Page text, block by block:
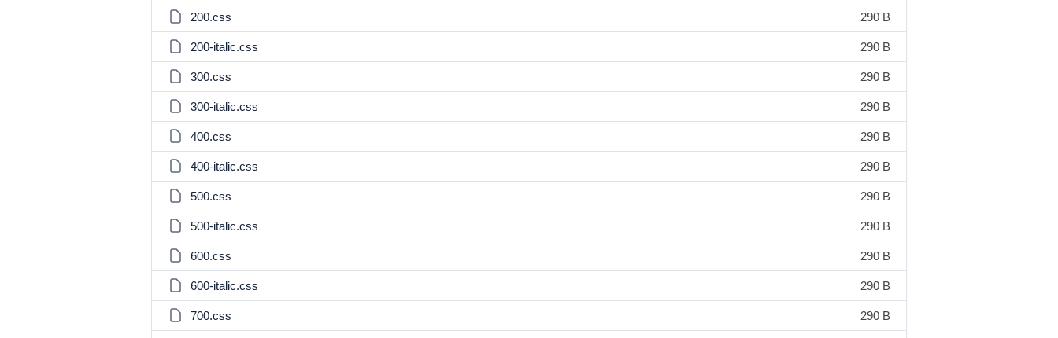
200.css 290 B
200-italic.css 290 B
300.css 290 B
300-italic.css 290 B
400.css 290 B
400-italic.css 290 B
500.css 290 B
500-italic.css 290 B
600.css 290 B
600-italic.css 290 B
700.css 290 B